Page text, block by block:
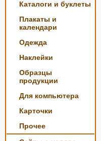
Каталоги и буклеты
Плакаты и
календари
Одежда
Наклейки
Образцы
продукции
Для компьютера
Карточки
Прочее